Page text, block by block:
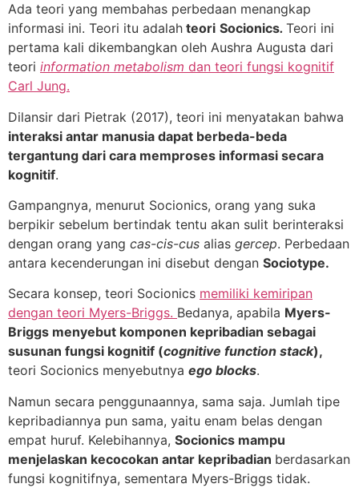
Ada teori yang membahas perbedaan menangkap
informasi ini. Teori itu adalah teori Socionics. Teori ini
pertama kali dikembangkan oleh Aushra Augusta dari
teori information metabolism dan teori fungsi kognitif
Carl Jung.
Dilansir dari Pietrak (2017), teori ini menyatakan bahwa
interaksi antar manusia dapat berbeda-beda
tergantung dari cara memproses informasi secara
kognitif.
Gampangnya, menurut Socionics, orang yang suka
berpikir sebelum bertindak tentu akan sulit berinteraksi
dengan orang yang cas-cis-cus alias gercep. Perbedaan
antara kecenderungan ini disebut dengan Sociotype.
Secara konsep, teori Socionics memiliki kemiripan
dengan teori Myers-Briggs. Bedanya, apabila Myers-
Briggs menyebut komponen kepribadian sebagai
susunan fungsi kognitif (cognitive function stack),
teori Socionics menyebutnya ego blocks.
Namun secara penggunaannya, sama saja. Jumlah tipe
kepribadiannya pun sama, yaitu enam belas dengan
empat huruf. Kelebihannya, Socionics mampu
menjelaskan kecocokan antar kepribadian berdasarkan
fungsi kognitifnya, sementara Myers-Briggs tidak.